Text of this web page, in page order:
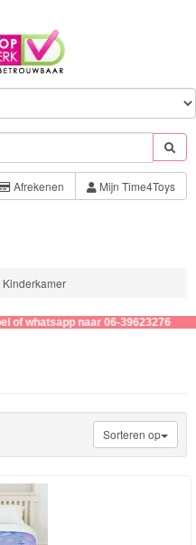
Afrekenen Mijn Time4Toys
Kinderkamer
whatsapp naar 06-39623276
Sorteren op